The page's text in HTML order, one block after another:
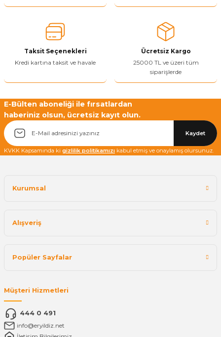
Ürün bilgilerinde hatalar bulunuyor.
Ürün fiyatı diğer sitelerden daha pahalı.
Bu ürüne benzer farklı alternatifler olmalı.
Yetkiliye Gönder
Taksit Seçenekleri
Kredi kartına taksit ve havale
Ücretsiz Kargo
25000 TL ve üzeri tüm
siparişlerde
E-Bülten aboneliği ile fırsatlardan
haberiniz olsun, ücretsiz kayıt olun.
Kaydet
KVKK Kapsamında ki gizlilik politikamızı kabul etmiş ve onaylamış olursunuz.
Kurumsal
Alışveriş
Popüler Sayfalar
Müşteri Hizmetleri
444 0 491
info@eryildiz.net